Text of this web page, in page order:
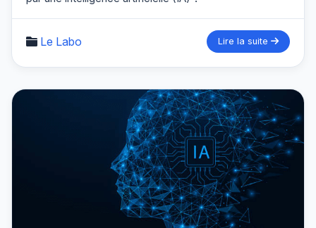
Le Labo Lire la suite